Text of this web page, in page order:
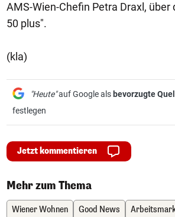
AMS-Wien-Chefin Petra Draxl, über
50 plus".
(kla)
"Heute"auf Google als bevorzugte
festlegen
Jetzt kommentieren
Mehr zum Thema
Wiener Wohnen Good News